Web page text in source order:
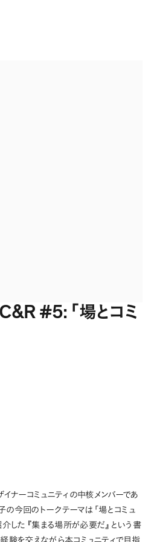
#5: 「 場とコミ
ナーコミュニティの中核メンバーであ
の今回のトークテーマは 「 場とコミュ
介した 『 集まる場所が必要だ 』 という書